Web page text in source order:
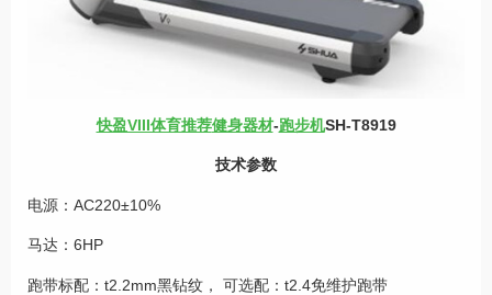
快盈VIII体育推荐健身器材-跑步机SH-T8919
技术参数
电源：AC220±10%
马达：6HP
跑带标配：t2.2mm黑钻纹， 可选配：t2.4免维护跑带